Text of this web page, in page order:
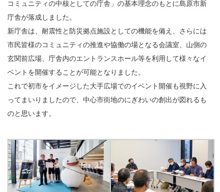
コミュニティの中核としての庁舎」の基本理念のもとに島原市新
庁舎が落成しました。
新庁舎は、耐震性と防災拠点施設としての機能を備え、さらには
市民皆様のコミュニティの推進や協働の場となる会議室、山側の
玄関前広場、庁舎内のエントランスホール等を利用して様々なイ
ベントを開催することが可能となりました。
これで初市をイメージした大手広場でのイベント開催も視野に入
ってまいりましたので、中心市街地のにぎわいの創出が図れるも
のと思います。